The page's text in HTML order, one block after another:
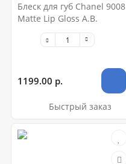
Блеск для губ Chanel 9008
Matte Lip Gloss A.B.
1199.00 р.
Быстрый заказ